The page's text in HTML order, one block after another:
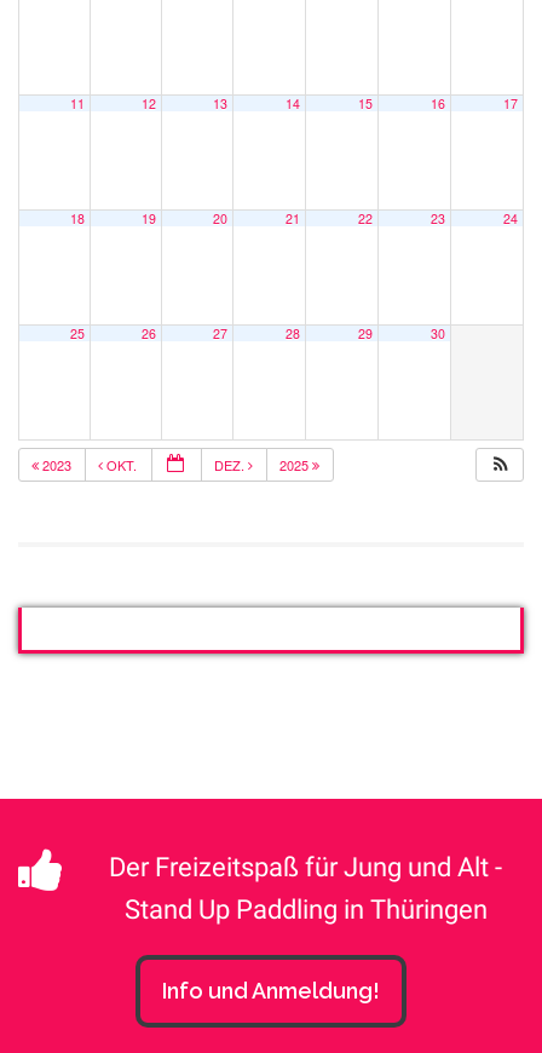
11 12 13 14 15 16 17
18 19 20 21 22 23 24
25 26 27 28 29 30
2023 OKT. DEZ. 2025
Der Freizeitspaß für Jung und Alt -
Stand Up Paddling in Thüringen
Info und Anmeldung!